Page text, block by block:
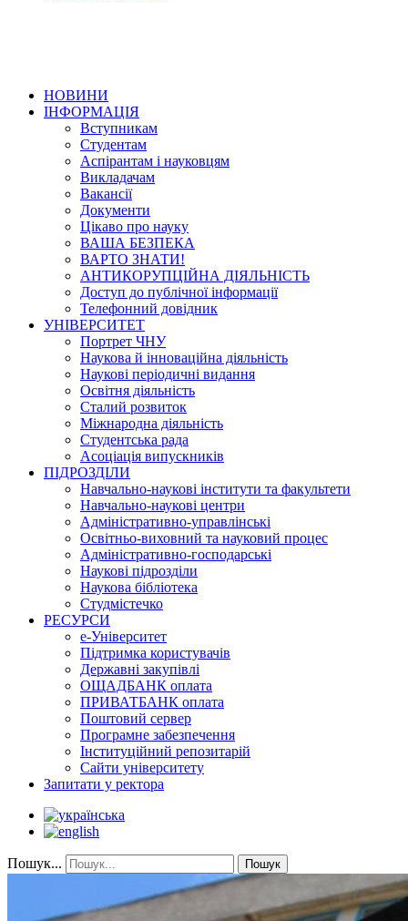
НОВИНИ
ІНФОРМАЦІЯ
Вступникам
Студентам
Аспірантам і науковцям
Викладачам
Вакансії
Документи
Цікаво про науку
ВАША БЕЗПЕКА
ВАРТО ЗНАТИ!
АНТИКОРУПЦІЙНА ДІЯЛЬНІСТЬ
Доступ до публічної інформації
Телефонний довідник
УНІВЕРСИТЕТ
Портрет ЧНУ
Наукова й інноваційна діяльність
Наукові періодичні видання
Освітня діяльність
Сталий розвиток
Міжнародна діяльність
Студентська рада
Асоціація випускників
ПІДРОЗДІЛИ
Навчально-наукові інститути та факультети
Навчально-наукові центри
Адміністративно-управлінські
Освітньо-виховний та науковий процес
Адміністративно-господарські
Наукові підрозділи
Наукова бібліотека
Студмістечко
РЕСУРСИ
е-Університет
Підтримка користувачів
Державні закупівлі
ОЩАДБАНК оплата
ПРИВАТБАНК оплата
Поштовий сервер
Програмне забезпечення
Інституційний репозитарій
Сайти університету
Запитати у ректора
Пошук... Пошук